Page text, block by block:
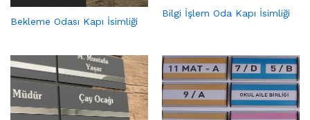
Bekleme Odası Kapı İsimliği
Bilgi İşlem Oda Kapı İsimliği